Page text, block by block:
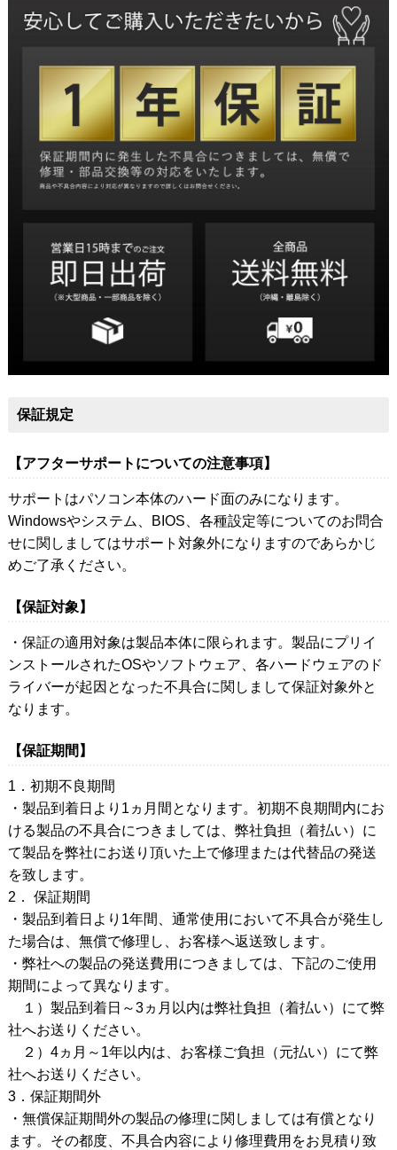
保証規定
【アフターサポートについての注意事項】
サポートはパソコン本体のハード面のみになります。
Windowsやシステム、BIOS、各種設定等についてのお問合
せに関しましてはサポート対象外になりますのであらかじ
めご了承ください。
【保証対象】
・保証の適用対象は製品本体に限られます。製品にプリイ
ンストールされたOSやソフトウェア、各ハードウェアのド
ライバーが起因となった不具合に関しまして保証対象外と
なります。
【保証期間】
1．初期不良期間
・製品到着日より1ヵ月間となります。初期不良期間内にお
ける製品の不具合につきましては、弊社負担（着払い）に
て製品を弊社にお送り頂いた上で修理または代替品の発送
を致します。
2． 保証期間
・製品到着日より1年間、通常使用において不具合が発生し
た場合は、無償で修理し、お客様へ返送致します。
・弊社への製品の発送費用につきましては、下記のご使用
期間によって異なります。
１）製品到着日～3ヵ月以内は弊社負担（着払い）にて弊
社へお送りください。
２）4ヵ月～1年以内は、お客様ご負担（元払い）にて弊
社へお送りください。
3．保証期間外
・無償保証期間外の製品の修理に関しましては有償となり
ます。その都度、不具合内容により修理費用をお見積り致